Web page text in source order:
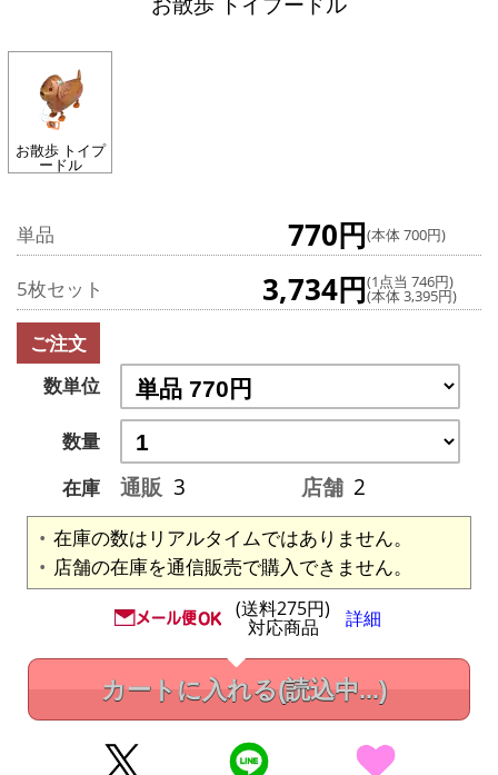
お散歩 トイプ
ードル
単品 770円(本体 700円)
5枚セット 3,734円(1点当 746円)
(本体 3,395円)
ご注文
数単位
数量
在庫
通販 3 店舗 2
在庫の数はリアルタイムではありません。
店舗の在庫を通信販売で購入できません。
(送料275円)
対応商品 詳細
カートに入れる(読込中...)